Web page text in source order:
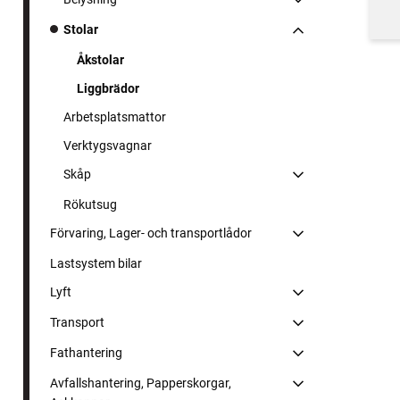
Stolar
Åkstolar
Liggbrädor
Arbetsplatsmattor
Verktygsvagnar
Skåp
Rökutsug
Förvaring, Lager- och transportlådor
Lastsystem bilar
Lyft
Transport
Fathantering
Avfallshantering, Papperskorgar,